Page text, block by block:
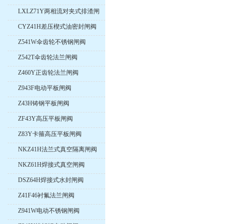
LXLZ71Y两相流对夹式排渣闸
阀
CYZ41H差压楔式油密封闸阀
Z541W伞齿轮不锈钢闸阀
Z542T伞齿轮法兰闸阀
Z460Y正齿轮法兰闸阀
Z943F电动平板闸阀
Z43H铸钢平板闸阀
ZF43Y高压平板闸阀
Z83Y卡箍高压平板闸阀
NKZ41H法兰式真空隔离闸阀
NKZ61H焊接式真空闸阀
DSZ64H焊接式水封闸阀
Z41F46衬氟法兰闸阀
Z941W电动不锈钢闸阀